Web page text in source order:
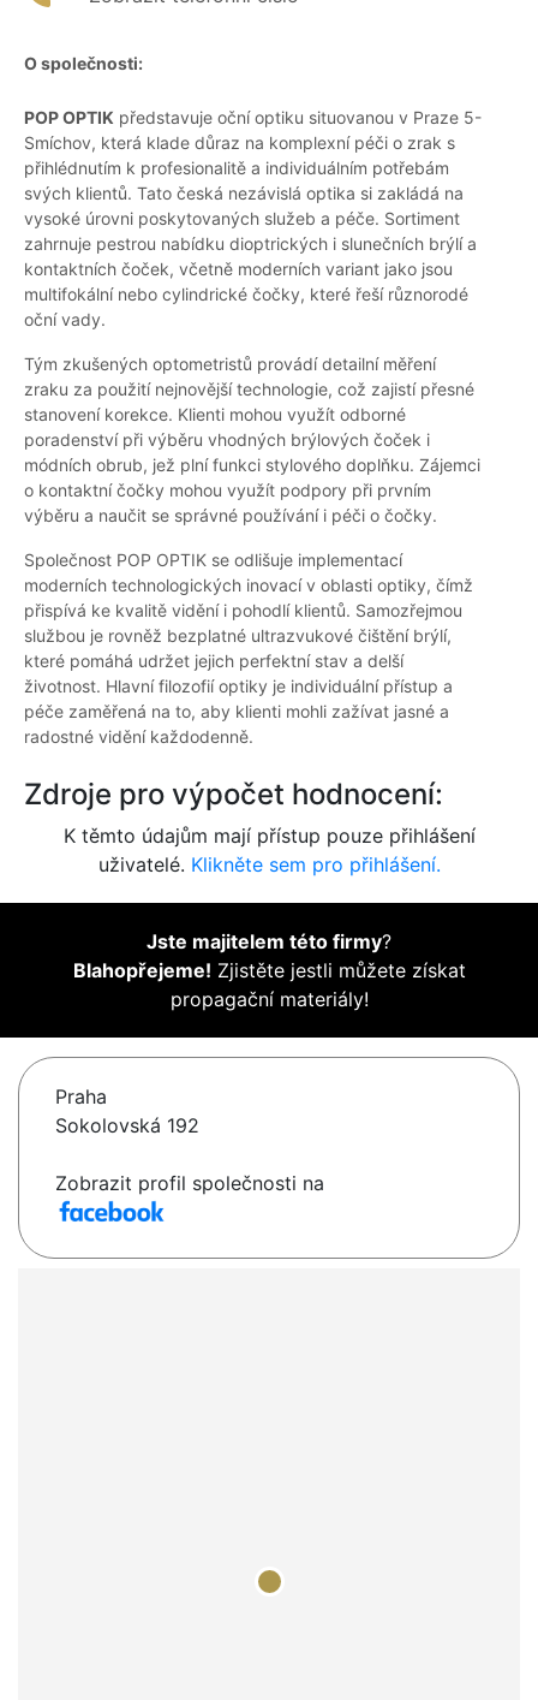
O společnosti:
POP OPTIK představuje oční optiku situovanou v Praze 5-
Smíchov, která klade důraz na komplexní péči o zrak s
přihlédnutím k profesionalitě a individuálním potřebám
svých klientů. Tato česká nezávislá optika si zakládá na
vysoké úrovni poskytovaných služeb a péče. Sortiment
zahrnuje pestrou nabídku dioptrických i slunečních brýlí a
kontaktních čoček, včetně moderních variant jako jsou
multifokální nebo cylindrické čočky, které řeší různorodé
oční vady.
Tým zkušených optometristů provádí detailní měření
zraku za použití nejnovější technologie, což zajistí přesné
stanovení korekce. Klienti mohou využít odborné
poradenství při výběru vhodných brýlových čoček i
módních obrub, jež plní funkci stylového doplňku. Zájemci
o kontaktní čočky mohou využít podpory při prvním
výběru a naučit se správné používání i péči o čočky.
Společnost POP OPTIK se odlišuje implementací
moderních technologických inovací v oblasti optiky, čímž
přispívá ke kvalitě vidění i pohodlí klientů. Samozřejmou
službou je rovněž bezplatné ultrazvukové čištění brýlí,
které pomáhá udržet jejich perfektní stav a delší
životnost. Hlavní filozofií optiky je individuální přístup a
péče zaměřená na to, aby klienti mohli zažívat jasné a
radostné vidění každodenně.
Zdroje pro výpočet hodnocení:
K těmto údajům mají přístup pouze přihlášení
uživatelé. Klikněte sem pro přihlášení.
Jste majitelem této firmy?
Blahopřejeme! Zjistěte jestli můžete získat
propagační materiály!
Praha
Sokolovská 192
Zobrazit profil společnosti na